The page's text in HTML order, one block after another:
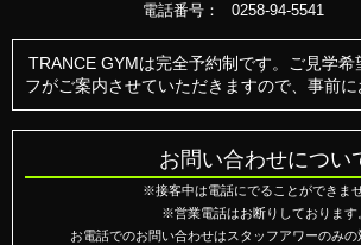
電話番号：
0258-94-5541
TRANCE GYMは完全予約制です。ご見学希
フがご案内させていただきますので、事前に
お問い合わせについ
※接客中は電話にでることができませ
※営業電話はお断りしております
お電話でのお問い合わせはスタッフアワーのみの